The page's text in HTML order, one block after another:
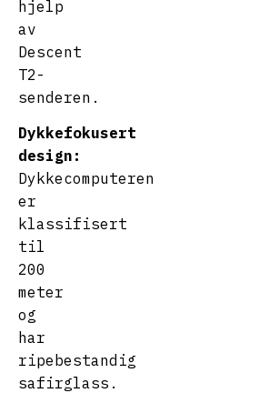
hjelp
av
Descent
T2-
senderen.
Dykkefokusert
design:
Dykkecomputeren
er
klassifisert
til
200
meter
og
har
ripebestandig
safirglass.